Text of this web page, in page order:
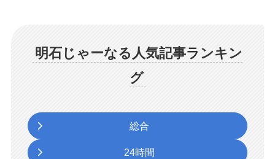
明石じゃーなる人気記事ランキン
グ
総合
24時間